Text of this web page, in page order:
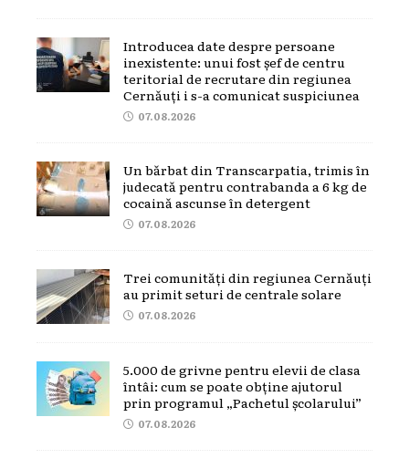
Introducea date despre persoane
inexistente: unui fost șef de centru
teritorial de recrutare din regiunea
Cernăuți i s-a comunicat suspiciunea
07.08.2026
Un bărbat din Transcarpatia, trimis în
judecată pentru contrabanda a 6 kg de
cocaină ascunse în detergent
07.08.2026
Trei comunități din regiunea Cernăuți
au primit seturi de centrale solare
07.08.2026
5.000 de grivne pentru elevii de clasa
întâi: cum se poate obține ajutorul
prin programul „Pachetul școlarului”
07.08.2026